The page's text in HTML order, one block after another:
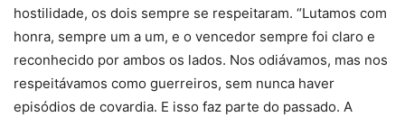
hostilidade, os dois sempre se respeitaram. “Lutamos com
honra, sempre um a um, e o vencedor sempre foi claro e
reconhecido por ambos os lados. Nos odiávamos, mas nos
respeitávamos como guerreiros, sem nunca haver
episódios de covardia. E isso faz parte do passado. A